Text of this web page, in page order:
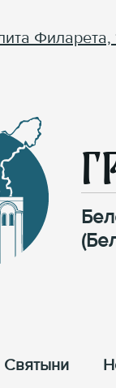
Филарета,
Cвятыни